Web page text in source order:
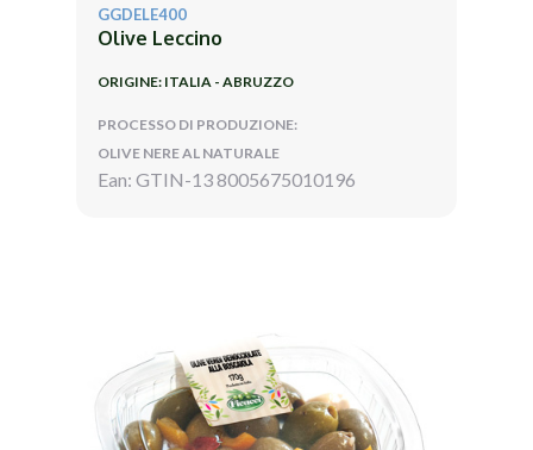
GGDELE400
Olive Leccino
ORIGINE: ITALIA - ABRUZZO
PROCESSO DI PRODUZIONE:
OLIVE NERE AL NATURALE
Ean: GTIN-13 8005675010196